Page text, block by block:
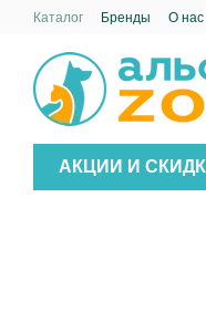
Перейти к основному
Каталог Бренды О нас
АКЦИИ И